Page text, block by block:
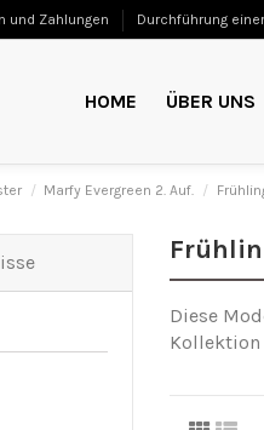
und Zahlungen Durchführung
HOME ÜBER UNS
Marfy Evergreen 2. Auf.
Diese
Kollektion